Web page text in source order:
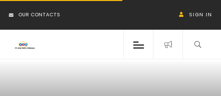
OUR CONTACTS SIGN IN